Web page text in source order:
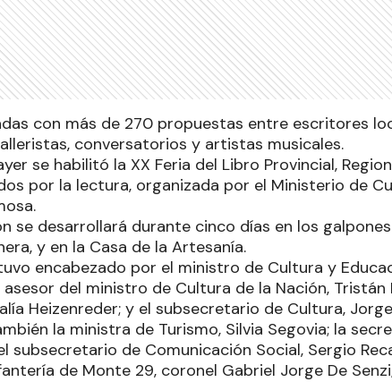
con más de 270 propuestas entre escritores
conversatorios y artistas musicales.
se habilitó la XX Feria del Libro Provincial,
por la lectura, organizada por el Ministerio de
se desarrollará durante cinco días en los
y en la Casa de la Artesanía.
encabezado por el ministro de Cultura y
del ministro de Cultura de la Nación, Tristán
Heizenreder; y el subsecretario de Cultura,
la ministra de Turismo, Silvia Segovia; la
subsecretario de Comunicación Social, Sergio
de Monte 29, coronel Gabriel Jorge De